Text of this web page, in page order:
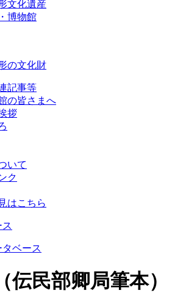
文化遺産
博物館
の文化財
記事等
の皆さまへ
拶
いて
ク
はこちら
ベース
伝民部卿局筆本）